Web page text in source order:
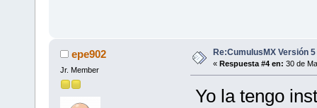
epe902
Jr. Member
Re:CumulusMX Versión 5
« Respuesta #4 en: 30 de
Yo la tengo